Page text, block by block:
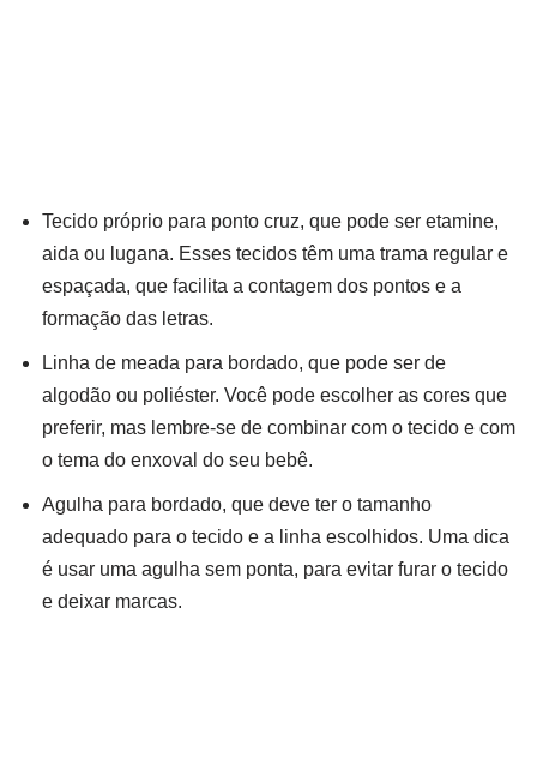
Tecido próprio para ponto cruz, que pode ser etamine,
aida ou lugana. Esses tecidos têm uma trama regular e
espaçada, que facilita a contagem dos pontos e a
formação das letras.
Linha de meada para bordado, que pode ser de
algodão ou poliéster. Você pode escolher as cores que
preferir, mas lembre-se de combinar com o tecido e com
o tema do enxoval do seu bebê.
Agulha para bordado, que deve ter o tamanho
adequado para o tecido e a linha escolhidos. Uma dica
é usar uma agulha sem ponta, para evitar furar o tecido
e deixar marcas.